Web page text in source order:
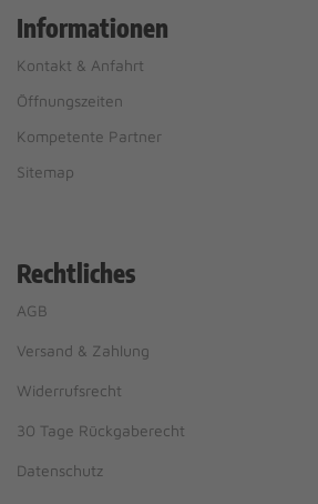
Informationen
Kontakt & Anfahrt
Öffnungszeiten
Kompetente Partner
Sitemap
Rechtliches
AGB
Versand & Zahlung
Widerrufsrecht
30 Tage Rückgaberecht
Datenschutz